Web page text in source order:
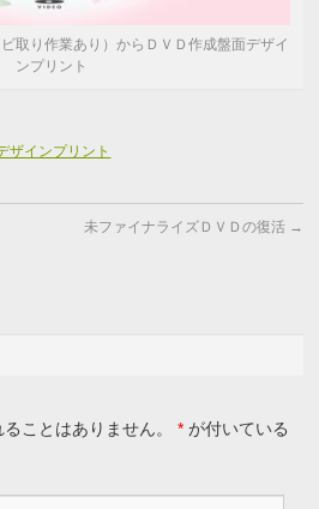
取り作業あり）からＤＶＤ作成盤面デザイ
ンプリント
ザインプリント
未ファイナライズＤＶＤの復活 →
ことはありません。 * が付いている